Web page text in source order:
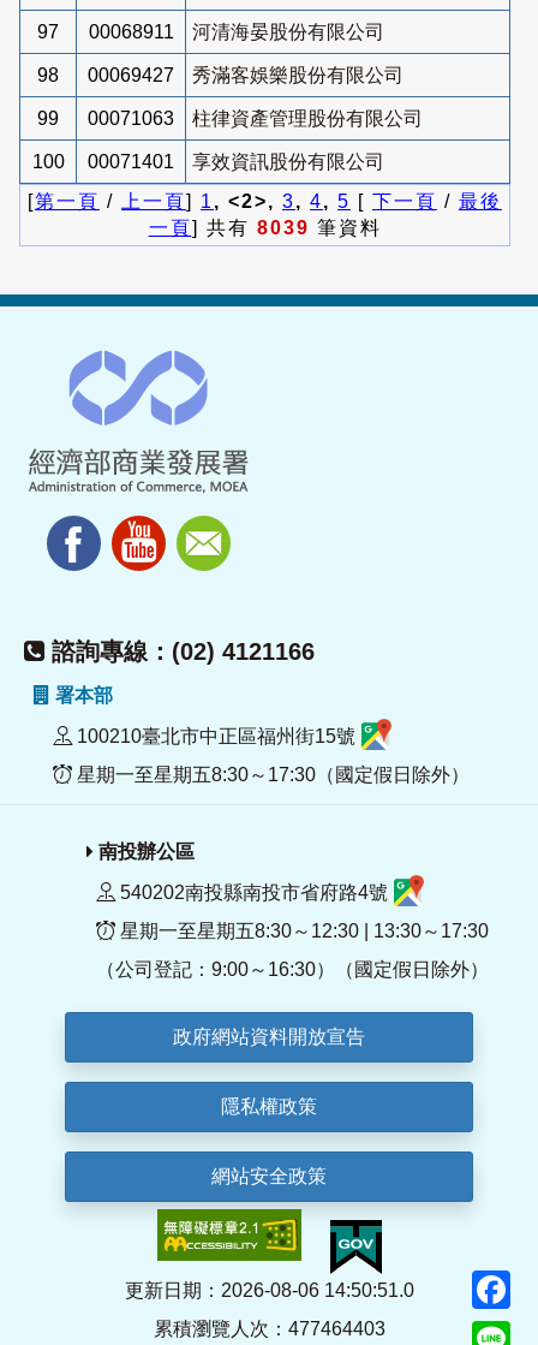
97 00068911 河清海晏股份有限公司
98 00069427 秀滿客娛樂股份有限公司
99 00071063 柱律資產管理股份有限公司
100 00071401
享效資訊股份有限公司
[第一頁 / 上一頁] 1 , <2>, 3, 4, 5 [ 下一頁 / 最後
一頁] 共有 8039 筆資料
諮詢專線：(02) 4121166
署本部
100210臺北市中正區福州街15號
星期一至星期五8:30～17:30（國定假日除外）
南投辦公區
540202南投縣南投市省府路4號
星期一至星期五8:30～12:30 | 13:30～17:30
（公司登記：9:00～16:30）（國定假日除外）
政府網站資料開放宣告
隱私權政策
網站安全政策
更新日期：2026-08-06 14:50:51.0
累積瀏覽人次：477464403